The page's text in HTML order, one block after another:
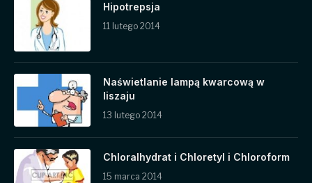
Hipotrepsja
11 lutego 2014
Naświetlanie lampą kwarcową w
liszaju
13 lutego 2014
Chloralhydrat i Chloretyl i Chloroform
15 marca 2014